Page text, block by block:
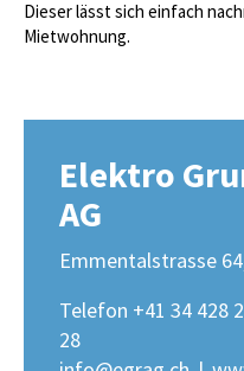
Dieser lässt sich einfach
Mietwohnung.
Elektro
AG
Emmentalstrasse
Telefon +41 34 428
28